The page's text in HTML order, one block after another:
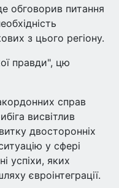
обговорив питання
з цього регіону.
правди", цю
справ
висвітлив
двосторонніх
у сфері
успіхи, яких
євроінтеграції.